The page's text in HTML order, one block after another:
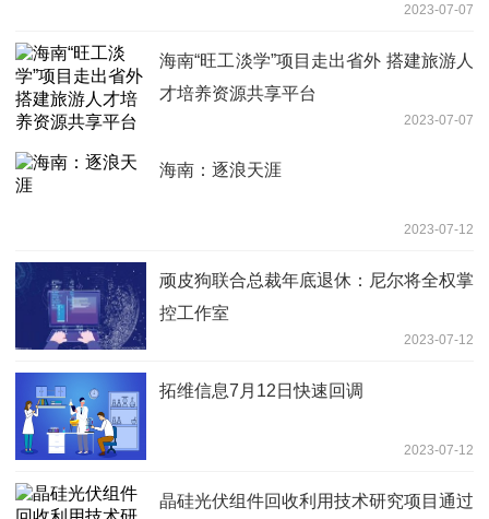
2023-07-07
海南“旺工淡学”项目走出省外 搭建旅游人
才培养资源共享平台
2023-07-07
海南：逐浪天涯
2023-07-12
顽皮狗联合总裁年底退休：尼尔将全权掌
控工作室
2023-07-12
拓维信息7月12日快速回调
2023-07-12
晶硅光伏组件回收利用技术研究项目通过